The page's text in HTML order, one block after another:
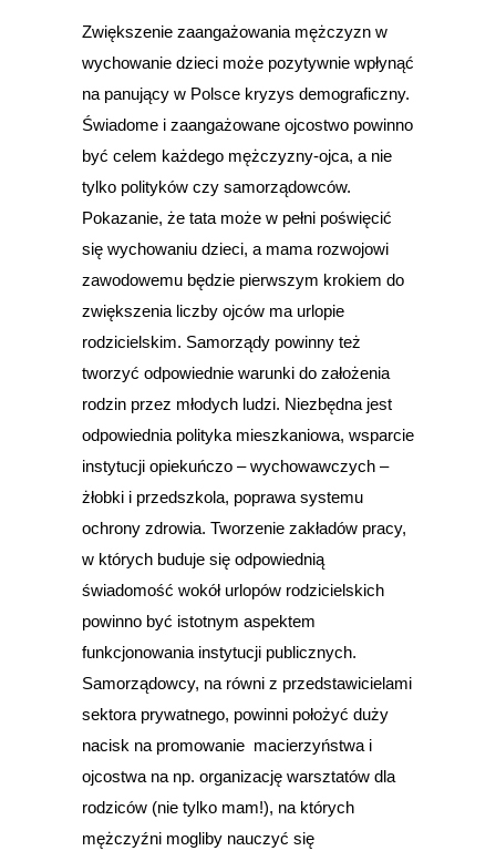
Zwiększenie zaangażowania mężczyzn w
wychowanie dzieci może pozytywnie wpłynąć
na panujący w Polsce kryzys demograficzny.
Świadome i zaangażowane ojcostwo powinno
być celem każdego mężczyzny-ojca, a nie
tylko polityków czy samorządowców.
Pokazanie, że tata może w pełni poświęcić
się wychowaniu dzieci, a mama rozwojowi
zawodowemu będzie pierwszym krokiem do
zwiększenia liczby ojców ma urlopie
rodzicielskim. Samorządy powinny też
tworzyć odpowiednie warunki do założenia
rodzin przez młodych ludzi. Niezbędna jest
odpowiednia polityka mieszkaniowa, wsparcie
instytucji opiekuńczo – wychowawczych –
żłobki i przedszkola, poprawa systemu
ochrony zdrowia. Tworzenie zakładów pracy,
w których buduje się odpowiednią
świadomość wokół urlopów rodzicielskich
powinno być istotnym aspektem
funkcjonowania instytucji publicznych.
Samorządowcy, na równi z przedstawicielami
sektora prywatnego, powinni położyć duży
nacisk na promowanie macierzyństwa i
ojcostwa na np. organizację warsztatów dla
rodziców (nie tylko mam!), na których
mężczyźni mogliby nauczyć się